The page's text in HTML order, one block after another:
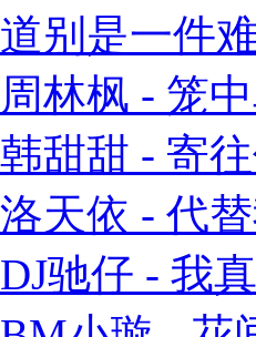
道别是一件
周林枫 - 笼
韩甜甜 - 寄
洛天依 - 代
DJ驰仔 - 我